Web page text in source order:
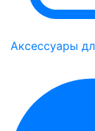
Аксессуары